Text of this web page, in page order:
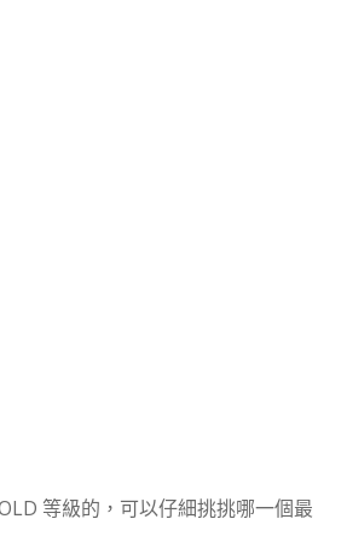
等級的，可以仔細挑挑哪一個最